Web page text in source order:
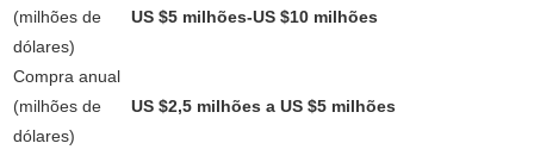
(milhões de
dólares)
US $5 milhões-US $10 milhões
Compra anual
(milhões de
dólares)
US $2,5 milhões a US $5 milhões